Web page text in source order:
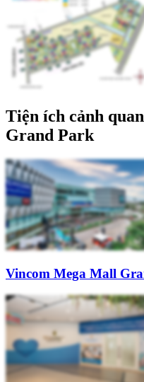
Tiện ích cảnh
Grand Park
Vincom Mega Mall